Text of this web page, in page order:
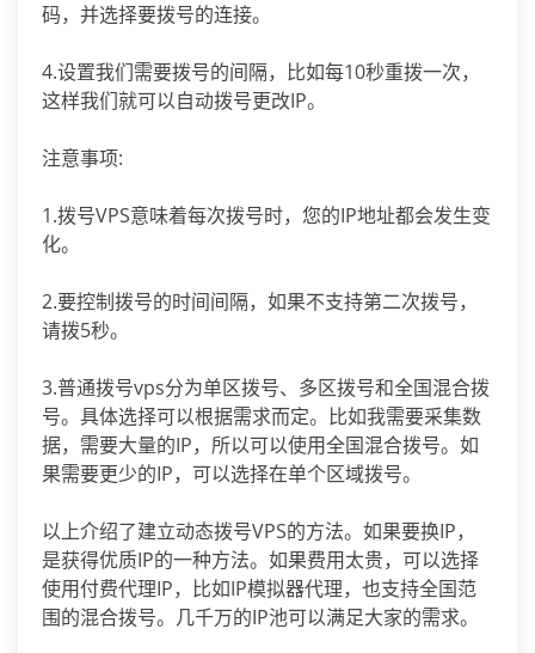
码，并选择要拨号的连接。
4.设置我们需要拨号的间隔，比如每10秒重拨一次，
这样我们就可以自动拨号更改IP。
注意事项:
1.拨号VPS意味着每次拨号时，您的IP地址都会发生变
化。
2.要控制拨号的时间间隔，如果不支持第二次拨号，
请拨5秒。
3.普通拨号vps分为单区拨号、多区拨号和全国混合拨
号。具体选择可以根据需求而定。比如我需要采集数
据，需要大量的IP，所以可以使用全国混合拨号。如
果需要更少的IP，可以选择在单个区域拨号。
以上介绍了建立动态拨号VPS的方法。如果要换IP，
是获得优质IP的一种方法。如果费用太贵，可以选择
使用付费代理IP，比如IP模拟器代理，也支持全国范
围的混合拨号。几千万的IP池可以满足大家的需求。